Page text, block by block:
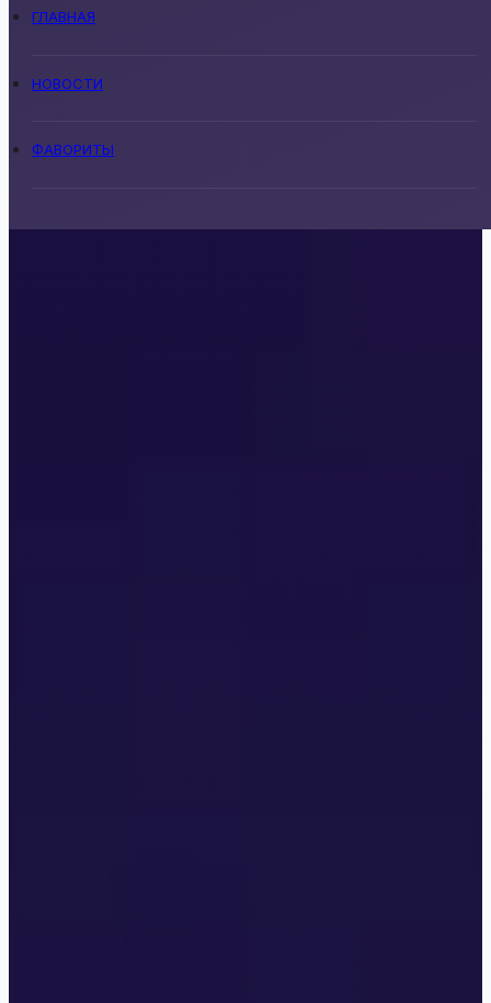
ГЛАВНАЯ
НОВОСТИ
ФАВОРИТЫ